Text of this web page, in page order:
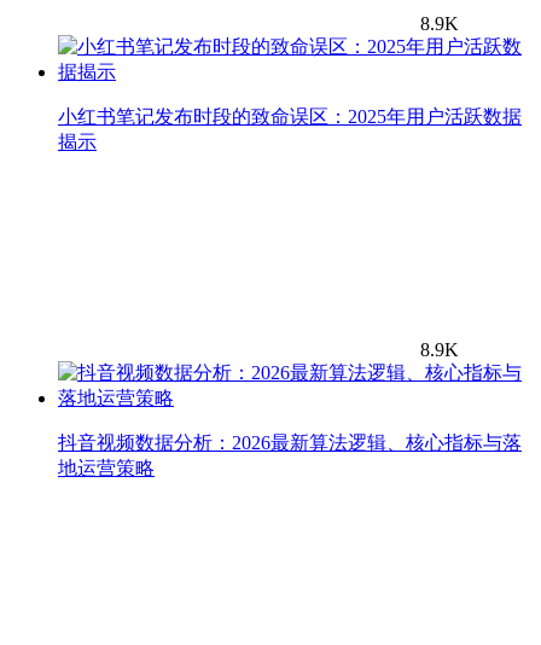
8.9K
小红书笔记发布时段的致命误区：2025年用户活跃数据
揭示
8.9K
抖音视频数据分析：2026最新算法逻辑、核心指标与落
地运营策略